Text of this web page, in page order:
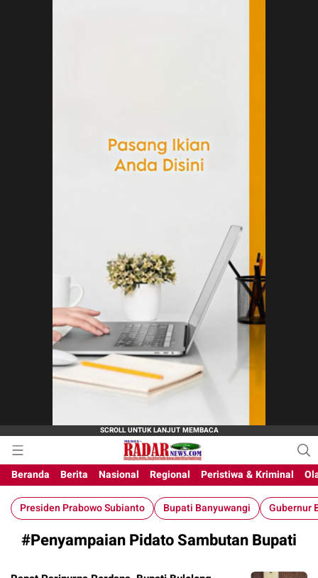
M-Radar News
media online
Beranda
Berita Nasional Regional Peristiwa & Kriminal
Presiden Prabowo Subianto Bupati Banyuwangi Gubernur
#Penyampaian Pidato Sambutan Bupati